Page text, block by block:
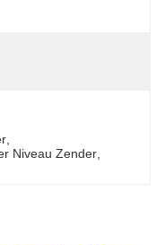
Niveau Zender